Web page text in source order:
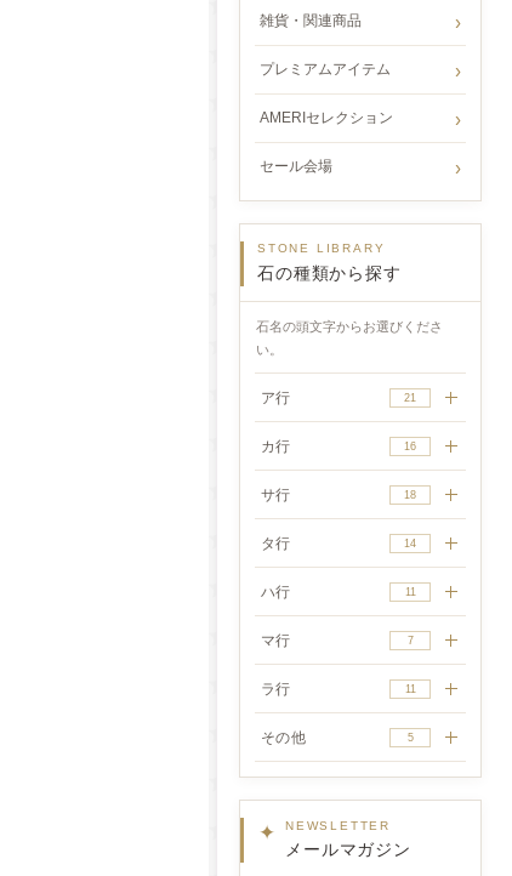
雑貨・関連商品
プレミアムアイテム
AMERIセレクション
セール会場
STONE LIBRARY
石の種類から探す
石名の頭文字からお選びくださ
い。
ア行 21
カ行 16
サ行 18
タ行 14
ハ行 11
マ行 7
ラ行 11
その他 5
✦ NEWSLETTER
メールマガジン